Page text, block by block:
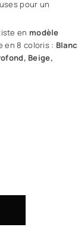
pour un
en modèle
en 8 coloris : Blanc
Beige,